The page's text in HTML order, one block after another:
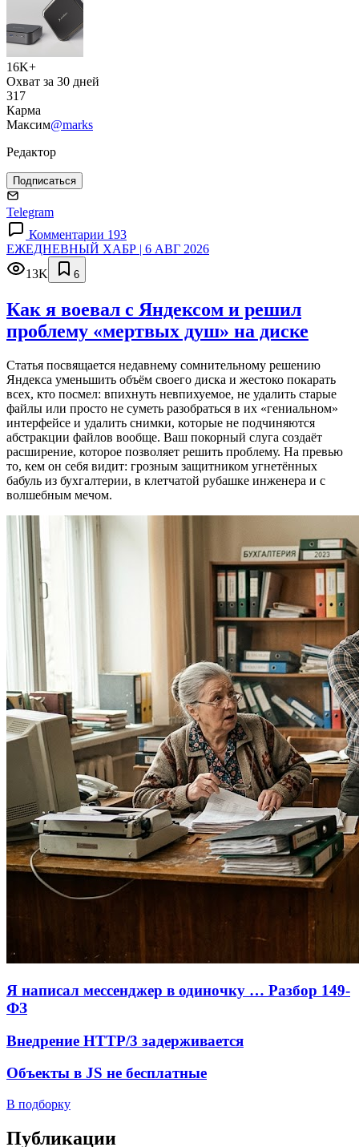
16K+
Охват за 30 дней
317
Карма
Максим@marks
Редактор
Подписаться
Telegram
Комментарии 193
ЕЖЕДНЕВНЫЙ ХАБР | 6 АВГ 2026
13K
6
Как я воевал с Яндексом и решил
проблему «мертвых душ» на диске
Статья посвящается недавнему сомнительному решению
Яндекса уменьшить объём своего диска и жестоко покарать
всех, кто посмел: впихнуть невпихуемое, не удалить старые
файлы или просто не суметь разобраться в их «гениальном»
интерфейсе и удалить снимки, которые не подчиняются
абстракции файлов вообще. Ваш покорный слуга создаёт
расширение, которое позволяет решить проблему. На превью
то, кем он себя видит: грозным защитником угнетённых
бабуль из бухгалтерии, в клетчатой рубашке инженера и с
волшебным мечом.
Я написал мессенджер в одиночку … Разбор 149-
ФЗ
Внедрение HTTP/3 задерживается
Объекты в JS не бесплатные
В подборку
Публикации